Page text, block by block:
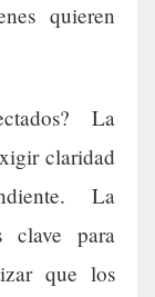
quieren
La
claridad
La
clave para
que los